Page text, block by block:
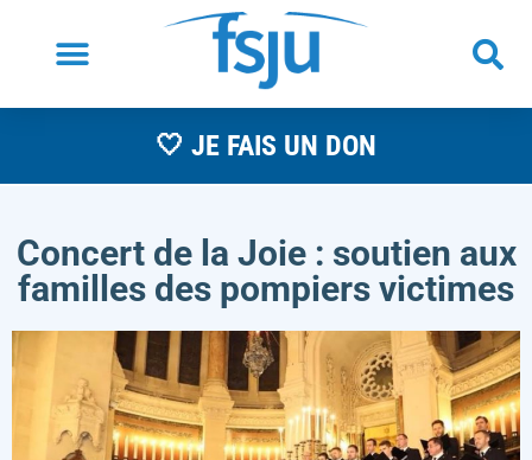
🤍 JE FAIS UN DON
Concert de la Joie : soutien aux
familles des pompiers victimes